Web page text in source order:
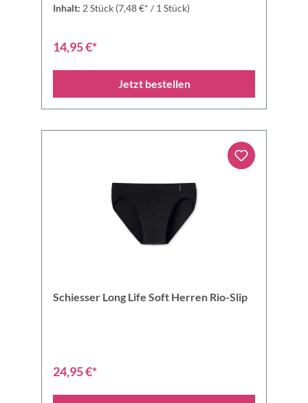
Inhalt: 2 Stück (7,48 €* / 1 Stück)
14,95 €*
Jetzt bestellen
Schiesser Long Life Soft Herren Rio-Slip
24,95 €*